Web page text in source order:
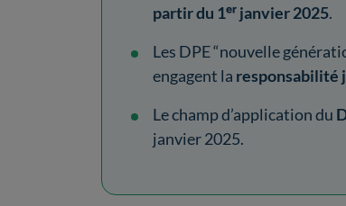
partir du 1ᵉʳ janvier 2025.
Les DPE “nouvelle
engagent la responsabilité
Le champ d’application du
janvier 2025.